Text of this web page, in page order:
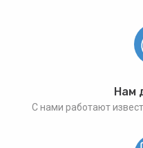
Нам
С нами работают